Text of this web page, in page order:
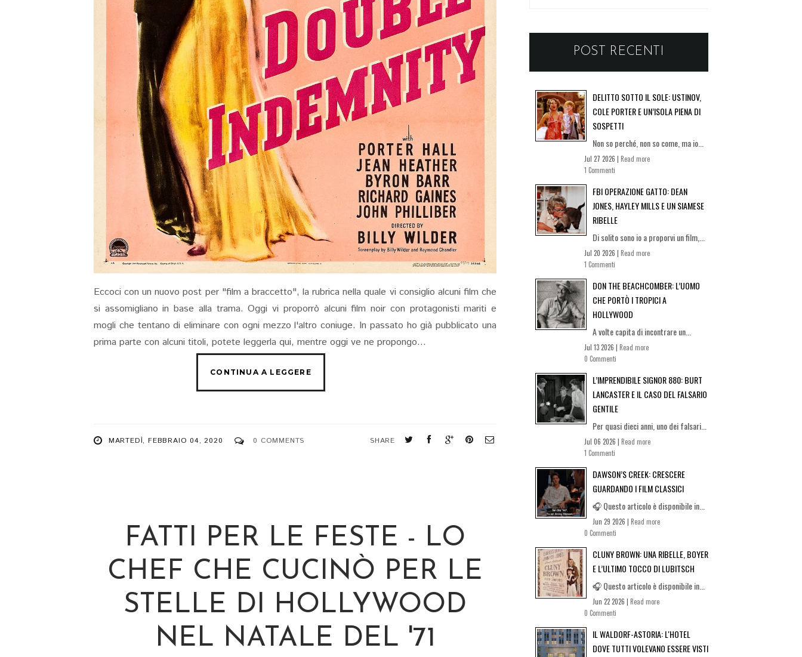
Eccoci con un nuovo post per "film a braccetto", la rubrica nella quale vi consiglio alcuni film che
si assomigliano in base alla trama. Oggi vi proporrò alcuni film noir con protagonisti mariti e
mogli che tentano di eliminare con ogni mezzo l'altro coniuge. In passato ho già pubblicato una
prima parte con alcuni titoli, potete leggerla qui, mentre oggi ve ne propongo...
MARTEDÌ, FEBBRAIO 04, 2020 0 COMMENTS SHARE
FATTI PER LE FESTE - LO
CHEF CHE CUCINÒ PER LE
STELLE DI HOLLYWOOD
NEL NATALE DEL '71
POST RECENTI
DELITTO SOTTO IL SOLE: USTINOV,
COLE PORTER E UN’ISOLA PIENA DI
SOSPETTI
Non so perché, non so come, ma io...
Jul 27 2026 | Read more
1 Commenti
FBI OPERAZIONE GATTO: DEAN
JONES, HAYLEY MILLS E UN SIAMESE
RIBELLE
Di solito sono io a proporvi un film,...
Jul 20 2026 | Read more
1 Commenti
DON THE BEACHCOMBER: L’UOMO
CHE PORTÒ I TROPICI A
HOLLYWOOD
A volte capita di incontrare un...
Jul 13 2026 | Read more
0 Commenti
L’IMPRENDIBILE SIGNOR 880: BURT
LANCASTER E IL CASO DEL FALSARIO
GENTILE
Per quasi dieci anni, uno dei falsari...
Jul 06 2026 | Read more
1 Commenti
DAWSON’S CREEK: CRESCERE
GUARDANDO I FILM CLASSICI
🎧 Questo articolo è disponibile in...
Jun 29 2026 | Read more
0 Commenti
CLUNY BROWN: UNA RIBELLE, BOYER
E L’ULTIMO TOCCO DI LUBITSCH
🎧 Questo articolo è disponibile in...
Jun 22 2026 | Read more
0 Commenti
IL WALDORF-ASTORIA: L'HOTEL
DOVE TUTTI VOLEVANO ESSERE VISTI